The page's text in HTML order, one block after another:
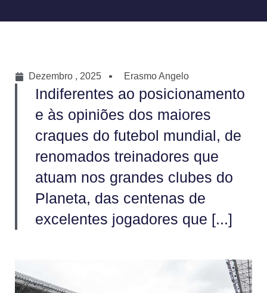
Dezembro , 2025 Erasmo Angelo
Indiferentes ao posicionamento
e às opiniões dos maiores
craques do futebol mundial, de
renomados treinadores que
atuam nos grandes clubes do
Planeta, das centenas de
excelentes jogadores que [...]